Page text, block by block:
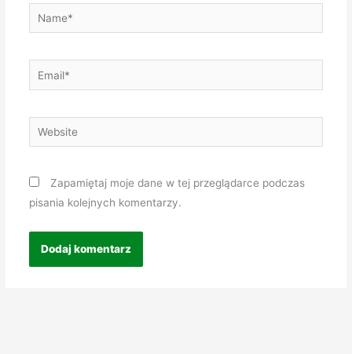
Name*
Email*
Website
Zapamiętaj moje dane w tej przeglądarce podczas
pisania kolejnych komentarzy.